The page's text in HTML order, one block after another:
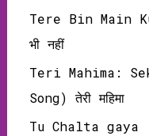
Tere Bin Main
भी नहीं
Teri Mahima:
Song) तेरी महिमा
Tu Chalta gaya